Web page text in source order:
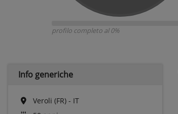
profilo completo al 0%
Info generiche
Veroli (FR) - IT